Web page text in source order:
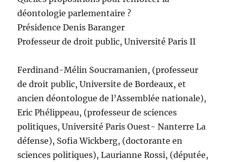
déontologie parlementaire ?
Présidence Denis Baranger
Professeur de droit public, Université Paris II
Ferdinand-Mélin Soucramanien, (professeur
de droit public, Universite de Bordeaux, et
ancien déontologue de l’Assemblée nationale),
Eric Phélippeau, (professeur de sciences
politiques, Université Paris Ouest- Nanterre La
défense), Sofia Wickberg, (doctorante en
sciences politiques), Laurianne Rossi, (députée,